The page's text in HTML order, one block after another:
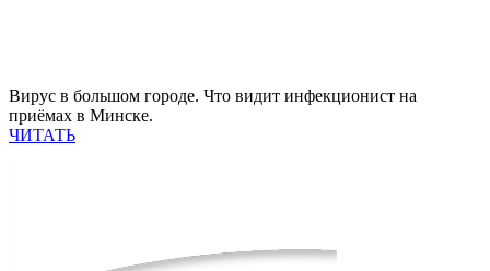
Вирус в большом городе. Что видит инфекционист на
приёмах в Минске.
ЧИТАТЬ